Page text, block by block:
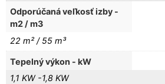
Odporúčaná veľkosť izby -
m2 / m3
22 m² / 55 m³
Tepelný výkon - kW
1,1 KW -1,8 KW